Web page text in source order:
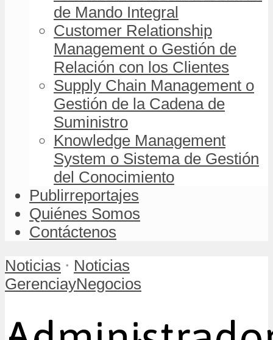
de Mando Integral
Customer Relationship
Management o Gestión de
Relación con los Clientes
Supply Chain Management o
Gestión de la Cadena de
Suministro
Knowledge Management
System o Sistema de Gestión
del Conocimiento
Publirreportajes
Quiénes Somos
Contáctenos
Noticias • Noticias
GerenciayNegocios